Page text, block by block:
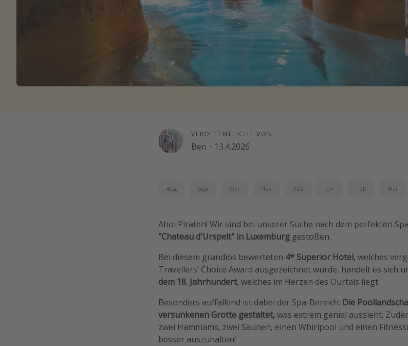
VERÖFFENTLICHT VON
Ben · 13.4.2026
Aug Sep Okt Nov Dez Jan Feb Mär
Ahoi Piraten! Wir sind bei unserer Suche nach dem perfekten
"Chateau d'Urspelt" in Luxemburg gestoßen.
Bei diesem grandios bewerteten 4* Superior Hotel, welches
Travellers‘ Choice Award ausgezeichnet wurde, handelt es sich
dem 18. Jahrhundert, welches im Herzen des Ourtals liegt.
Besonders auffallend ist dabei der Spa-Bereich: Die
versunkenen Grotte gestaltet, was extrem genial aussieht.
zwei Hammams, zwei Saunen, einen Whirlpool und einen
besser auszuhalten!